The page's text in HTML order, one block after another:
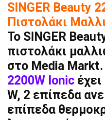
SINGER Beauty
Πιστολάκι
Το SINGER
πιστολάκι
στο Media Markt.
2200W Ionic
W, 2 επίπεδα
επίπεδα